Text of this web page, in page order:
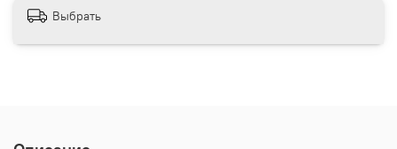
Выбрать